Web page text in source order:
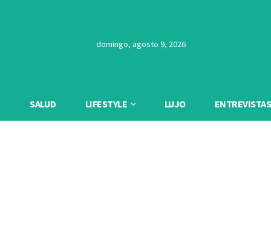
domingo, agosto 9, 2026
SALUD LIFESTYLE LUJO ENTREVISTAS